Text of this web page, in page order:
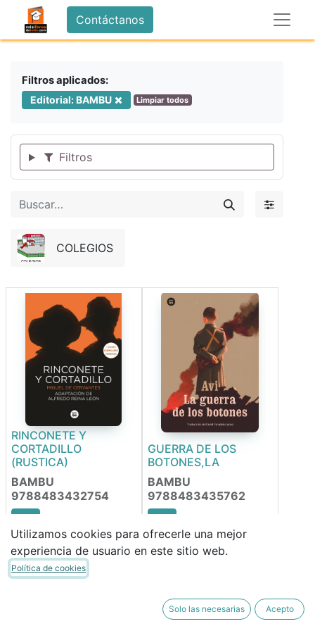
Contáctanos
Filtros aplicados:
Editorial: BAMBU Limpiar todos
Filtros
COLEGIOS
RINCONETE Y
CORTADILLO
(RUSTICA)
BAMBU
9788483432754
13,90€
11,82€
GUERRA DE LOS
BOTONES,LA
BAMBU
9788483435762
13,90€
11,82
Utilizamos cookies para ofrecerle una mejor
experiencia de usuario en este sitio web.
Política de cookies
Solo las necesarias Acepto